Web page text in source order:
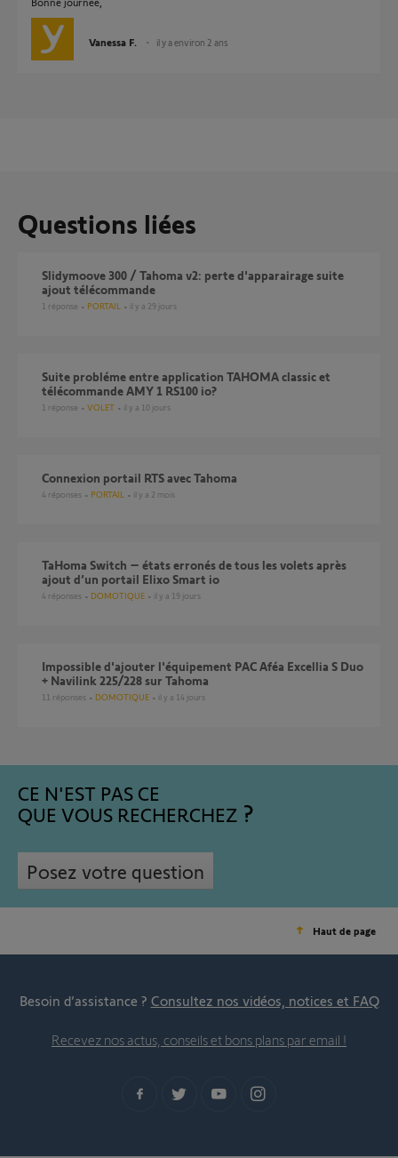
Vanessa F. il y a environ 2 ans
Questions liées
Slidymoove 300 / Tahoma v2: perte d'apparairage suite
ajout télécommande
1 réponse PORTAIL il y a 29 jours
Suite probléme entre application TAHOMA classic et
télécommande AMY 1 RS100 io?
1 réponse VOLET il y a 10 jours
Connexion portail RTS avec Tahoma
4 réponses PORTAIL il y a 2 mois
TaHoma Switch – états erronés de tous les volets après
ajout d’un portail Elixo Smart io
4 réponses DOMOTIQUE il y a 19 jours
Impossible d'ajouter l'équipement PAC Aféa Excellia S Duo
+ Navilink 225/228 sur Tahoma
11 réponses DOMOTIQUE il y a 14 jours
CE N'EST PAS CE
QUE VOUS RECHERCHEZ
Posez votre question
Haut de page
Besoin d’assistance ? Consultez nos vidéos, notices et FAQ
Recevez nos actus, conseils et bons plans par email !